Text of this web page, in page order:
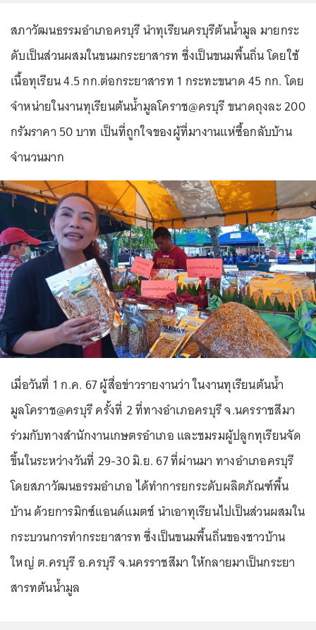
สภาวัฒนธรรมอำเภอครบุรี นำทุเรียนครบุรีต้นน้ำมูล มายกระ
ดับเป็นส่วนผสมในขนมกระยาสารท ซึ่งเป็นขนมพื้นถิ่น โดยใช้
เนื้อทุเรียน 4.5 กก.ต่อกระยาสารท 1 กระทะขนาด 45 กก. โดย
จำหน่ายในงานทุเรียนต้นน้ำมูลโคราช@ครบุรี ขนาดถุงละ 200
กรัมราคา 50 บาท เป็นที่ถูกใจของผู้ที่มางานแห่ซื้อกลับบ้าน
จำนวนมาก
เมื่อวันที่ 1 ก.ค. 67 ผู้สื่อข่าวรายงานว่า ในงานทุเรียนต้นน้ำ
มูลโคราช@ครบุรี ครั้งที่ 2 ที่ทางอำเภอครบุรี จ.นครราชสีมา
ร่วมกับทางสำนักงานเกษตรอำเภอ และชมรมผู้ปลูกทุเรียนจัด
ขึ้นในระหว่างวันที่ 29-30 มิ.ย. 67 ที่ผ่านมา ทางอำเภอครบุรี
โดยสภาวัฒนธรรมอำเภอ ได้ทำการยกระดับผลิตภัณฑ์พื้น
บ้าน ด้วยการมิกซ์แอนด์แมตช์ นำเอาทุเรียนไปเป็นส่วนผสมใน
กระบวนการทำกระยาสารท ซึ่งเป็นขนมพื้นถิ่นของชาวบ้าน
ใหญ่ ต.ครบุรี อ.ครบุรี จ.นครราชสีมา ให้กลายมาเป็นกระยา
สารทต้นน้ำมูล